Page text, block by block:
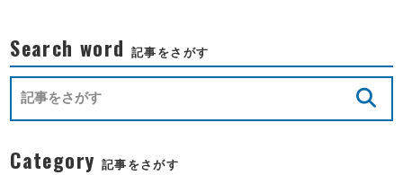
Search word 記事をさがす
Category 記事をさがす